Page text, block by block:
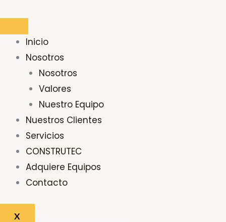
contenido
Inicio
Nosotros
Nosotros
Valores
Nuestro Equipo
Nuestros Clientes
Servicios
CONSTRUTEC
Adquiere Equipos
Contacto
X